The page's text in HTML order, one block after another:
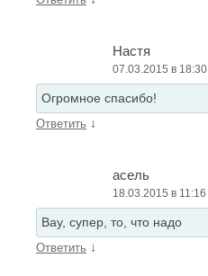
Настя
07.03.2015 в 18:30
Огромное спасибо!
Ответить ↓
асель
18.03.2015 в 11:16
Вау, супер, то, что надо
Ответить ↓